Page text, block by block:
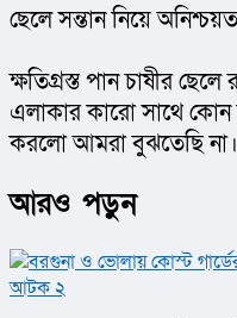
ছেলে সন্তান নিয়ে
ক্ষতিগ্রস্ত পান চাষীর
এলাকার কারো সাথে
করলো আমরা বুঝতেছি না।
আরও পড়ুন